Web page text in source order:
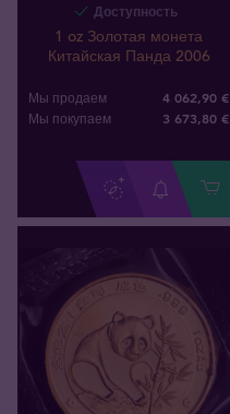
Доступность
1 oz Золотая монета
Китайская Панда 2006
Мы продаем 4 062,90 €
Мы покупаем 3 673,80 €